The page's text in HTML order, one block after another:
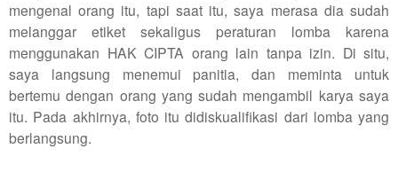
mengenal orang itu, tapi saat itu, saya merasa dia sudah
melanggar etiket sekaligus peraturan lomba karena
menggunakan HAK CIPTA orang lain tanpa izin. Di situ,
saya langsung menemui panitia, dan meminta untuk
bertemu dengan orang yang sudah mengambil karya saya
itu. Pada akhirnya, foto itu didiskualifikasi dari lomba yang
berlangsung.